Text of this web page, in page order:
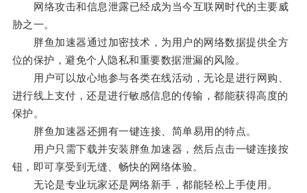
网络攻击和信息泄露已经成为当今互联网时代的主要威
胁之一。
胖鱼加速器通过加密技术，为用户的网络数据提供全方
位的保护，避免个人隐私和重要数据泄漏的风险。
用户可以放心地参与各类在线活动，无论是进行网购、
进行线上支付，还是进行敏感信息的传输，都能获得高度的
保护。
胖鱼加速器还拥有一键连接、简单易用的特点。
用户只需下载并安装胖鱼加速器，然后点击一键连接按
钮，即可享受到无缝、畅快的网络体验。
无论是专业玩家还是网络新手，都能轻松上手使用。